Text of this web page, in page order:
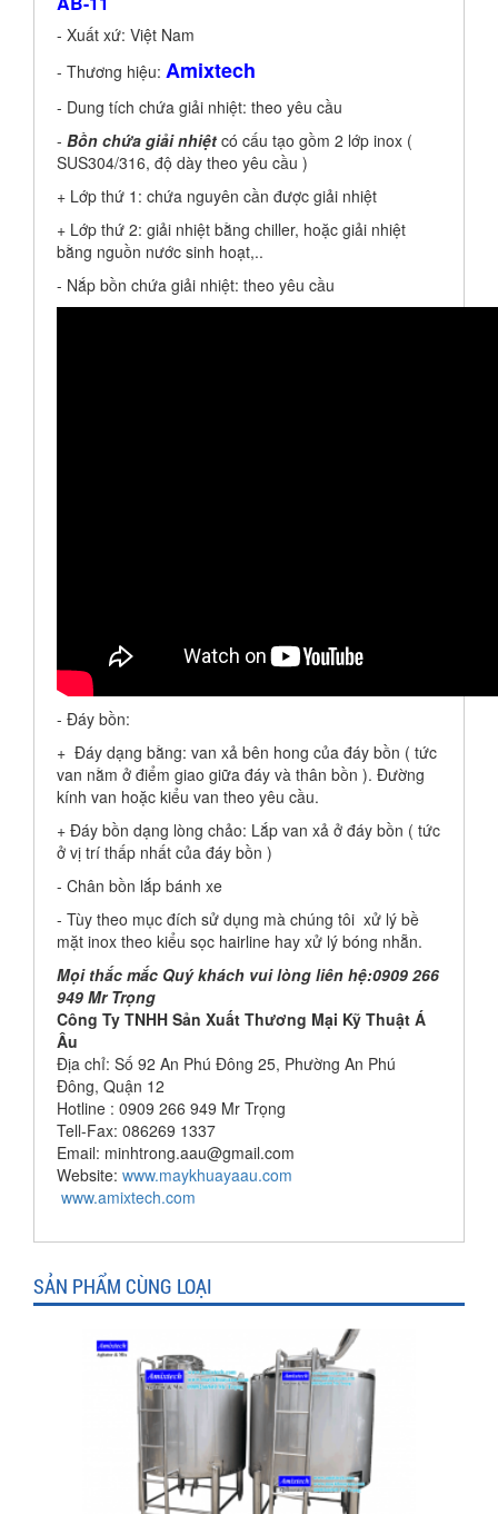
- Xuất xứ: Việt Nam
- Thương hiệu: Amixtech
- Dung tích chứa giải nhiệt: theo yêu cầu
- Bồn chứa giải nhiệt có cấu tạo gồm 2 lớp inox (
SUS304/316, độ dày theo yêu cầu )
+ Lớp thứ 1: chứa nguyên cần được giải nhiệt
+ Lớp thứ 2: giải nhiệt bằng chiller, hoặc giải nhiệt
bằng nguồn nước sinh hoạt,..
- Nắp bồn chứa giải nhiệt: theo yêu cầu
- Đáy bồn:
+ Đáy dạng bằng: van xả bên hong của đáy bồn ( tức
van nằm ở điểm giao giữa đáy và thân bồn ). Đường
kính van hoặc kiểu van theo yêu cầu.
+ Đáy bồn dạng lòng chảo: Lắp van xả ở đáy bồn ( tức
ở vị trí thấp nhất của đáy bồn )
- Chân bồn lắp bánh xe
- Tùy theo mục đích sử dụng mà chúng tôi xử lý bề
mặt inox theo kiểu sọc hairline hay xử lý bóng nhẵn.
Mọi thắc mắc Quý khách vui lòng liên hệ:0909 266
949 Mr Trọng
Công Ty TNHH Sản Xuất Thương Mại Kỹ Thuật Á
Âu
Địa chỉ: Số 92 An Phú Đông 25, Phường An Phú
Đông, Quận 12
Hotline : 0909 266 949 Mr Trọng
Tell-Fax: 086269 1337
Email: minhtrong.aau@gmail.com
Website: www.maykhuayaau.com
www.amixtech.com
SẢN PHẨM CÙNG LOẠI